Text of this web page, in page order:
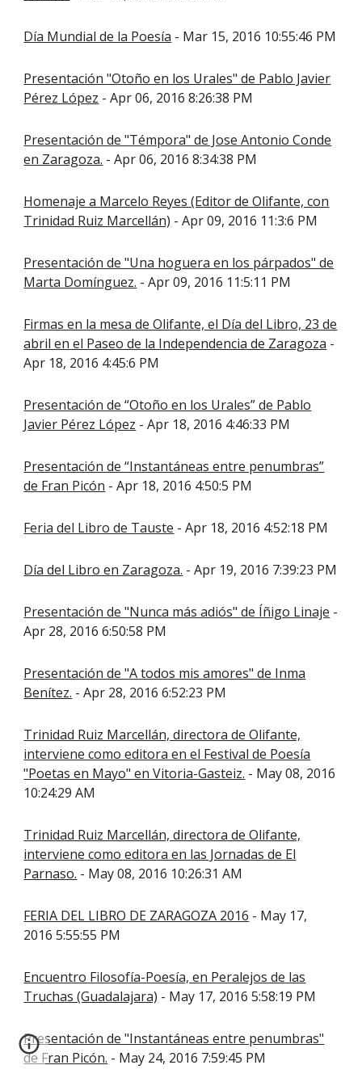
Día Mundial de la Poesía - Mar 15, 2016 10:55:46 PM
Presentación "Otoño en los Urales" de Pablo Javier
Pérez López - Apr 06, 2016 8:26:38 PM
Presentación de "Témpora" de Jose Antonio Conde
en Zaragoza. - Apr 06, 2016 8:34:38 PM
Homenaje a Marcelo Reyes (Editor de Olifante, con
Trinidad Ruiz Marcellán) - Apr 09, 2016 11:3:6 PM
Presentación de "Una hoguera en los párpados" de
Marta Domínguez. - Apr 09, 2016 11:5:11 PM
Firmas en la mesa de Olifante, el Día del Libro, 23 de
abril en el Paseo de la Independencia de Zaragoza -
Apr 18, 2016 4:45:6 PM
Presentación de “Otoño en los Urales” de Pablo
Javier Pérez López - Apr 18, 2016 4:46:33 PM
Presentación de “Instantáneas entre penumbras”
de Fran Picón - Apr 18, 2016 4:50:5 PM
Feria del Libro de Tauste - Apr 18, 2016 4:52:18 PM
Día del Libro en Zaragoza. - Apr 19, 2016 7:39:23 PM
Presentación de "Nunca más adiós" de Íñigo Linaje -
Apr 28, 2016 6:50:58 PM
Presentación de "A todos mis amores" de Inma
Benítez. - Apr 28, 2016 6:52:23 PM
Trinidad Ruiz Marcellán, directora de Olifante,
interviene como editora en el Festival de Poesía
"Poetas en Mayo" en Vitoria-Gasteiz. - May 08, 2016
10:24:29 AM
Trinidad Ruiz Marcellán, directora de Olifante,
interviene como editora en las Jornadas de El
Parnaso. - May 08, 2016 10:26:31 AM
FERIA DEL LIBRO DE ZARAGOZA 2016 - May 17,
2016 5:55:55 PM
Encuentro Filosofía-Poesía, en Peralejos de las
Truchas (Guadalajara) - May 17, 2016 5:58:19 PM
Presentación de "Instantáneas entre penumbras"
de Fran Picón. - May 24, 2016 7:59:45 PM